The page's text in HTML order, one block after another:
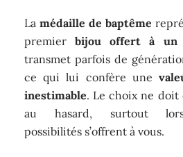
Lamédaille de baptême
premierbijou offert à un
transmet parfois de
ce qui lui confère une
inestimable. Le choix ne doit
au hasard, surtout
possibilités s’offrent à vous.